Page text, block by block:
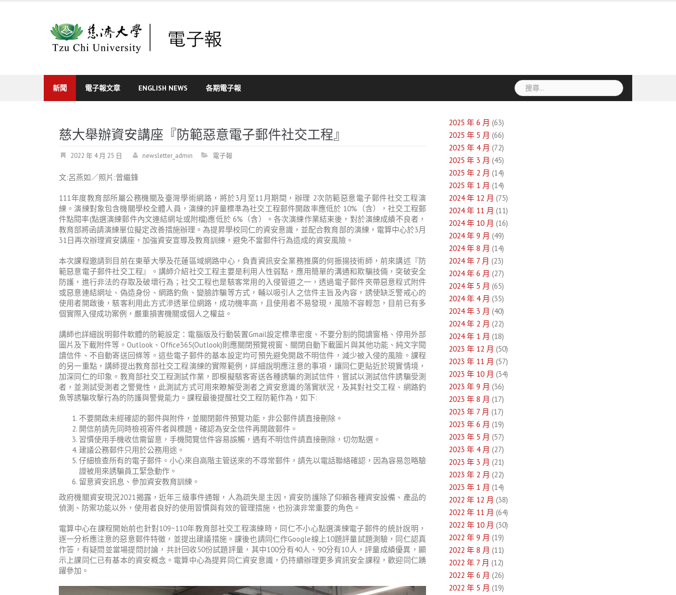
新聞 電子報文章 ENGLISH NEWS 各期電子報
搜
尋
慈大舉辦資安講座『防範惡意電子郵件社交工程』
2022 年 4 月 25 日 newsletter_admin 電子報
文:呂燕如／照片:曾繼鋒
111年度教育部所屬公務機關及臺灣學術網路，將於3月至11月期間，辦理 2次防範惡意電子郵件社交工程演
練。演練對象包含機關學校全體人員，演練的評量標準為社交工程郵件開啟率應低於 10%（含），社交工程郵
件點閱率(點選演練郵件內文連結網址或附檔)應低於 6%（含）。各次演練作業結束後，對於演練成績不良者，
教育部將函請演練單位擬定改善措施辦理。為提昇學校同仁的資安意識，並配合教育部的演練，電算中心於3月
31日再次辦理資安講座，加強資安宣導及教育訓練，避免不當郵件行為造成的資安風險。
本次課程邀請到目前在東華大學及花蓮區域網路中心，負責資訊安全業務推廣的何振揚技術師，前來講述『防
範惡意電子郵件社交工程』。講師介紹社交工程主要是利用人性弱點，應用簡單的溝通和欺騙技倆，突破安全
防護，進行非法的存取及破壞行為；社交工程也是駭客常用的入侵管道之一，透過電子郵件夾帶惡意程式附件
或惡意連結網址、偽造身份、網路釣魚、變臉詐騙等方式，輔以吸引人之信件主旨及內容，誘使缺乏警戒心的
使用者開啟後，駭客利用此方式滲透單位網路，成功機率高，且使用者不易發現，風險不容輕忽，目前已有多
個實際入侵成功案例，嚴重損害機關或個人之權益。
講師也詳細說明郵件軟體的防範設定：電腦版及行動裝置Gmail設定標準密度、不要分割的閱讀窗格、停用外部
圖片及下載附件等。Outlook、Office365(Outlook)則應關閉預覽視窗、關閉自動下載圖片與其他功能、純文字閱
讀信件、不自動寄送回條等。這些電子郵件的基本設定均可預先避免開啟不明信件，減少被入侵的風險。課程
的另一重點，講師提出教育部社交工程演練的實際範例，詳細說明應注意的事項，讓同仁更貼近於現實情境，
加深同仁的印象。教育部社交工程測試作業，即模擬駭客寄送各種誘騙的測試信件，嘗試以測試信件誘騙受測
者，並測試受測者之警覺性，此測試方式可用來瞭解受測者之資安意識的落實狀況，及其對社交工程、網路釣
魚等誘騙攻擊行為的防護與警覺能力。課程最後提醒社交工程防範作為，如下:
不要開啟未經確認的郵件與附件，並關閉郵件預覽功能，非公郵件請直接刪除。
開信前請先同時檢視寄件者與標題，確認為安全信件再開啟郵件。
習慣使用手機收信需留意，手機閱覽信件容易誤觸，遇有不明信件請直接刪除，切勿點選。
建議公務郵件只用於公務用途。
仔細檢查所有的電子郵件。小心來自高階主管送來的不尋常郵件，請先以電話聯絡確認，因為容易忽略驗
證被用來誘騙員工緊急動作。
留意資安訊息、參加資安教育訓練。
政府機關資安現況2021揭露，近年三級事件通報，人為疏失是主因，資安防護除了仰賴各種資安設備、產品的
偵測、防禦功能以外，使用者良好的使用習慣與有效的管理措施，也扮演非常重要的角色。
電算中心在課程開始前也針對109~110年教育部社交工程演練時，同仁不小心點選演練電子郵件的統計說明，
逐一分析應注意的惡意郵件特徵，並提出建議措施。課後也請同仁作Google線上10題評量試題測驗，同仁認真
作答，有疑問並當場提問討論，共計回收50份試題評量，其中100分有40人、90分有10人，評量成績優異，顯
示上課同仁已有基本的資安概念。電算中心為提昇同仁資安意識，仍持續辦理更多資訊安全課程，歡迎同仁踴
躍參加。
2025 年 6 月 (63)
2025 年 5 月 (66)
2025 年 4 月 (72)
2025 年 3 月 (45)
2025 年 2 月 (14)
2025 年 1 月 (14)
2024 年 12 月 (75)
2024 年 11 月 (11)
2024 年 10 月 (16)
2024 年 9 月 (49)
2024 年 8 月 (14)
2024 年 7 月 (23)
2024 年 6 月 (27)
2024 年 5 月 (65)
2024 年 4 月 (35)
2024 年 3 月 (40)
2024 年 2 月 (22)
2024 年 1 月 (18)
2023 年 12 月 (50)
2023 年 11 月 (57)
2023 年 10 月 (34)
2023 年 9 月 (36)
2023 年 8 月 (17)
2023 年 7 月 (17)
2023 年 6 月 (19)
2023 年 5 月 (57)
2023 年 4 月 (27)
2023 年 3 月 (21)
2023 年 2 月 (22)
2023 年 1 月 (14)
2022 年 12 月 (38)
2022 年 11 月 (64)
2022 年 10 月 (30)
2022 年 9 月 (19)
2022 年 8 月 (11)
2022 年 7 月 (12)
2022 年 6 月 (26)
2022 年 5 月 (19)